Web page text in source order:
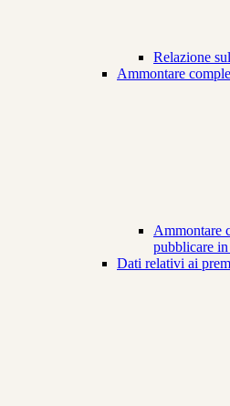
Relazione
Ammontare
Ammontare
pubblicare
Dati relativi ai